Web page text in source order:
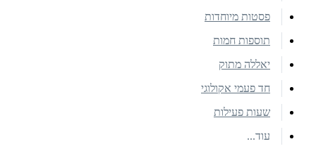
פסטות מיוחדות
תוספות חמות
יאללה מתוק
חד פעמי אקולוגי
שעות פעילות
עוד...